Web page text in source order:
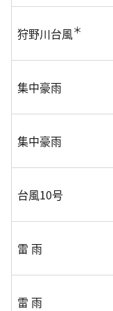
狩野川台風＊
集中豪雨
集中豪雨
台風10号
雷 雨
雷 雨